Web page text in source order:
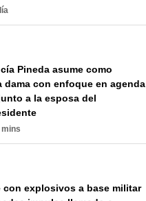
Pineda asume como
dama con enfoque en agenda
a la esposa del
con explosivos a base militar